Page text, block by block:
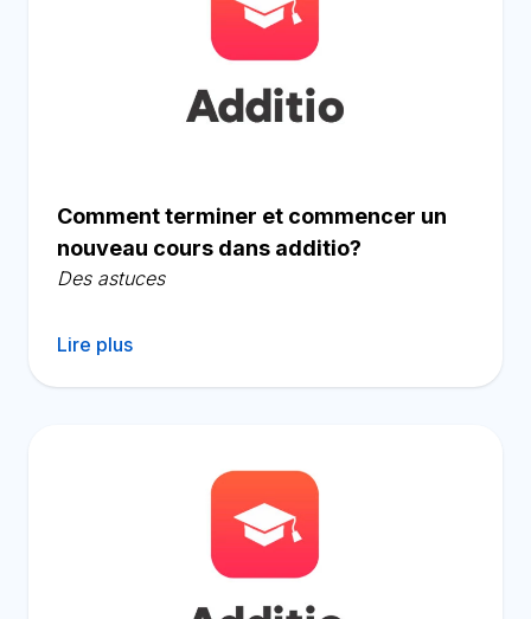
Comment terminer et commencer un
nouveau cours dans additio?
Des astuces
Lire plus